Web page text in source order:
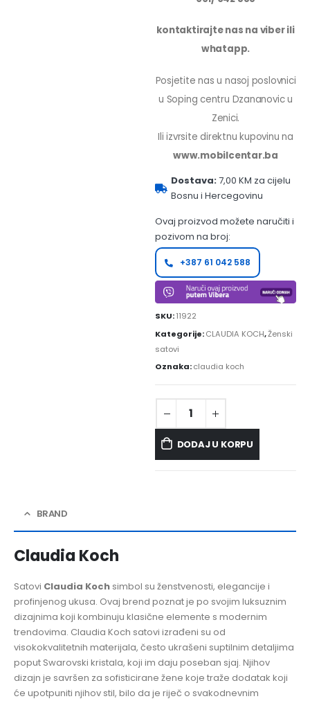
kontaktirajte nas na viber ili
whatapp.
Posjetite nas u nasoj poslovnici
u Soping centru Dzananovic u
Zenici.
Ili izvrsite direktnu kupovinu na
www.mobilcentar.ba
Dostava:7,00 KM za cijelu
Bosnu i Hercegovinu
Ovaj proizvod možete naručiti i
pozivom na broj:
+387 61 042 588
SKU:11922
Kategorije:CLAUDIA KOCH,Ženski
satovi
Oznaka:claudia koch
DODAJ U KORPU
BRAND
Claudia Koch
Satovi Claudia Koch simbol su ženstvenosti, elegancije i
profinjenog ukusa. Ovaj brend poznat je po svojim luksuznim
dizajnima koji kombinuju klasične elemente s modernim
trendovima. Claudia Koch satovi izrađeni su od
visokokvalitetnih materijala, često ukrašeni suptilnim detaljima
poput Swarovski kristala, koji im daju poseban sjaj. Njihov
dizajn je savršen za sofisticirane žene koje traže dodatak koji
će upotpuniti njihov stil, bilo da je riječ o svakodnevnim